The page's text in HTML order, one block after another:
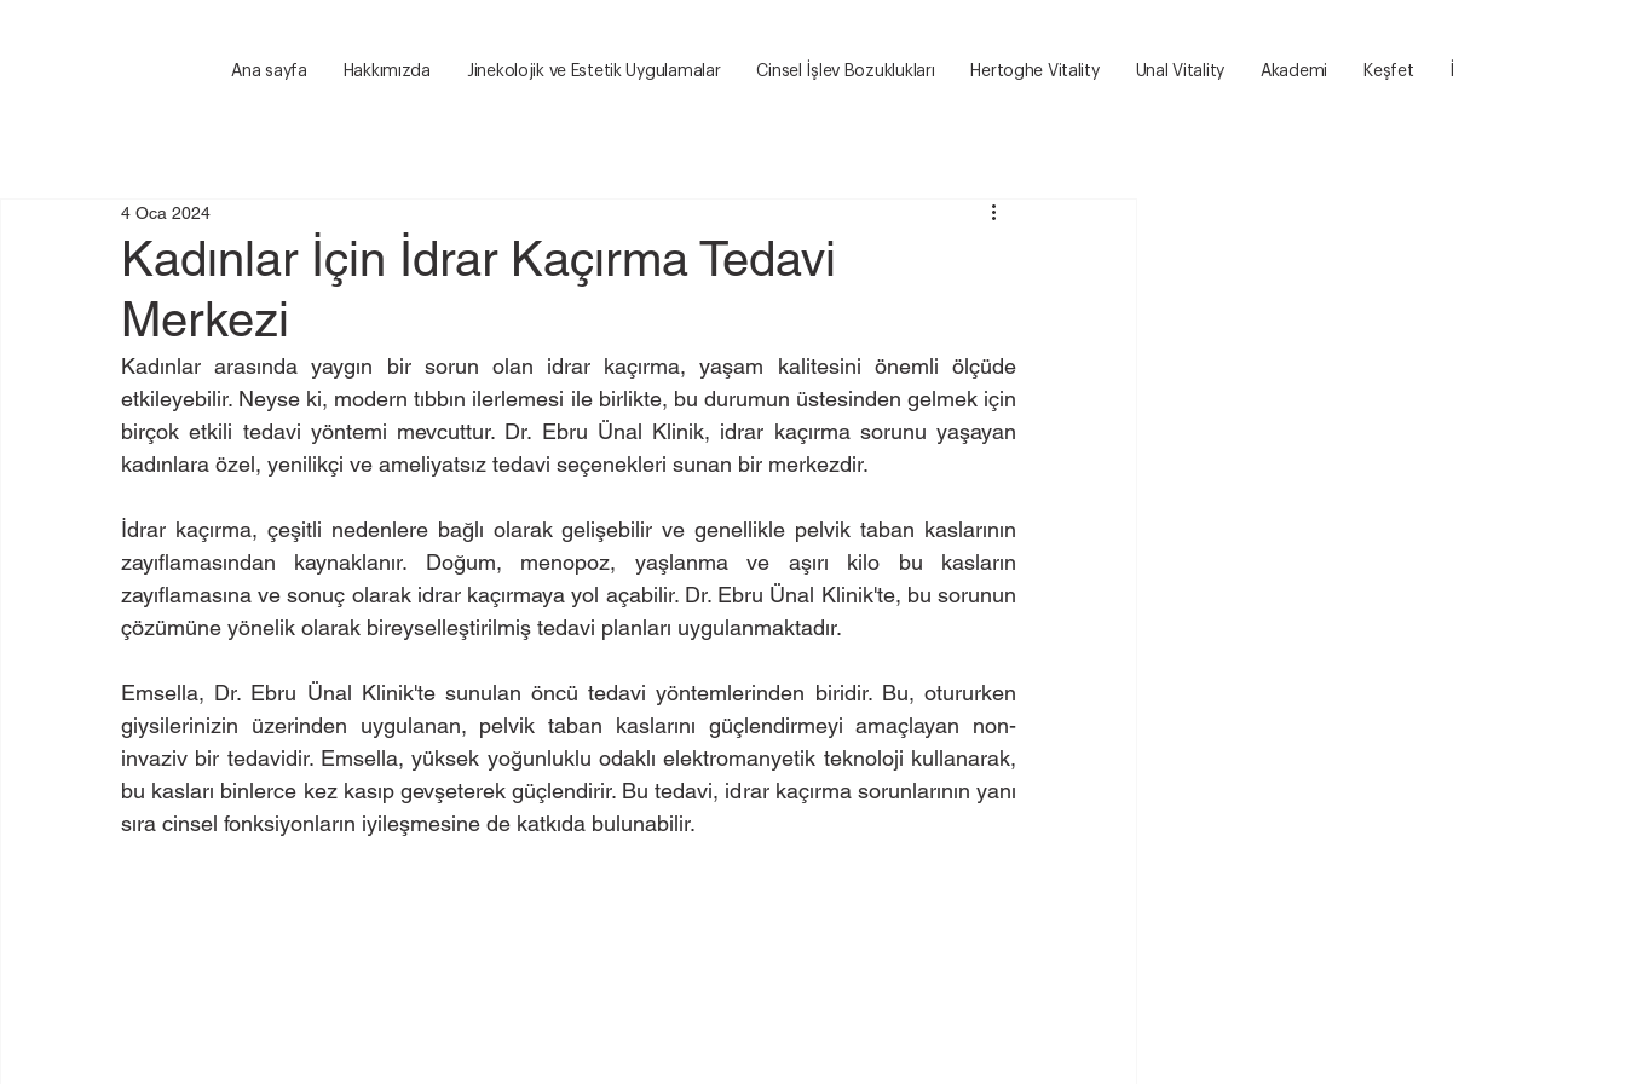
Ana sayfa Hakkımızda Jinekolojik ve Estetik Uygulamalar Cinsel İşlev Bozuklukları Hertoghe Vitality Unal Vitality Akademi Keşfet
Kadınlar İçin İdrar Kaçırma Tedavi
Merkezi
4 Oca 2024
Kadınlar arasında yaygın bir sorun olan idrar kaçırma, yaşam kalitesini önemli ölçüde
etkileyebilir. Neyse ki, modern tıbbın ilerlemesi ile birlikte, bu durumun üstesinden gelmek için
birçok etkili tedavi yöntemi mevcuttur. Dr. Ebru Ünal Klinik, idrar kaçırma sorunu yaşayan
kadınlara özel, yenilikçi ve ameliyatsız tedavi seçenekleri sunan bir merkezdir.
İdrar kaçırma, çeşitli nedenlere bağlı olarak gelişebilir ve genellikle pelvik taban kaslarının
zayıflamasından kaynaklanır. Doğum, menopoz, yaşlanma ve aşırı kilo bu kasların
zayıflamasına ve sonuç olarak idrar kaçırmaya yol açabilir. Dr. Ebru Ünal Klinik'te, bu sorunun
çözümüne yönelik olarak bireyselleştirilmiş tedavi planları uygulanmaktadır.
Emsella, Dr. Ebru Ünal Klinik'te sunulan öncü tedavi yöntemlerinden biridir. Bu, otururken
giysilerinizin üzerinden uygulanan, pelvik taban kaslarını güçlendirmeyi amaçlayan non-
invaziv bir tedavidir. Emsella, yüksek yoğunluklu odaklı elektromanyetik teknoloji kullanarak,
bu kasları binlerce kez kasıp gevşeterek güçlendirir. Bu tedavi, idrar kaçırma sorunlarının yanı
sıra cinsel fonksiyonların iyileşmesine de katkıda bulunabilir.